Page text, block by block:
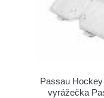
Passau
vyrážečka